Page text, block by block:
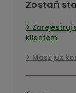
Zostań
Zarejestruj
klientem
Masz już